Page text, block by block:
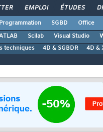
EMPLOI ÉTUDES
Programmation SGBD Office
Scilab Visual Studio
techniques 4D & SGBDR 4D &